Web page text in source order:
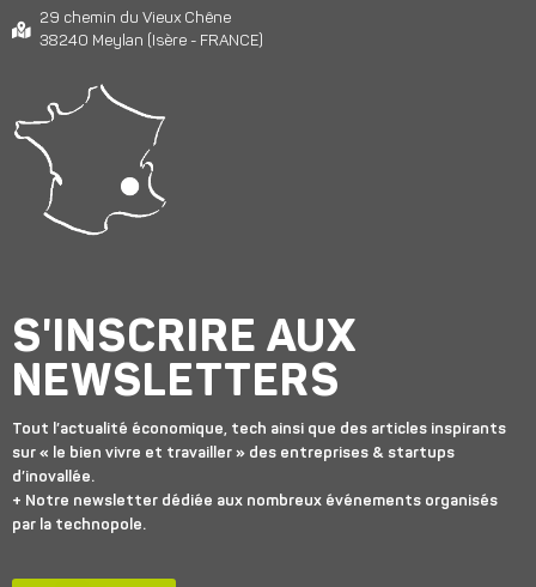
29 chemin du Vieux Chêne
38240 Meylan (Isère - FRANCE)
S'INSCRIRE AUX
NEWSLETTERS
Tout l’actualité économique, tech ainsi que des articles inspirants
sur « le bien vivre et travailler » des entreprises & startups
d’inovallée.
+ Notre newsletter dédiée aux nombreux événements organisés
par la technopole.